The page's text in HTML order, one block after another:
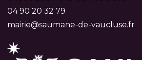
04 90 20 32 79
mairie@saumane-de-vaucluse.fr